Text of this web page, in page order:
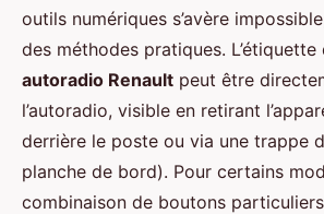
outils numériques s’avère
des méthodes pratiques. L’étiquette
autoradio Renault peut être
l’autoradio, visible en retirant
derrière le poste ou via une trappe
planche de bord). Pour certains
combinaison de boutons